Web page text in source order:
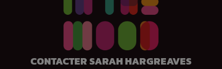
CONTACTER SARAH HARGREAVES